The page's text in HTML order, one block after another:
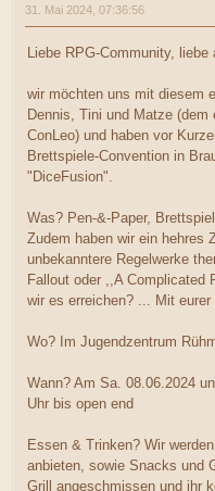
31. Mai 2024, 07:36:56
Liebe RPG-Community, liebe
wir möchten uns mit diesem
Dennis, Tini und Matze (dem
ConLeo) und haben vor
Brettspiele-Convention in
"DiceFusion".
Was? Pen-&-Paper,
Zudem haben wir ein hehres
unbekanntere Regelwerke
Fallout oder ,,A Complicated
wir es erreichen? ... Mit
Wo? Im Jugendzentrum
Wann? Am Sa. 08.06.2024
Uhr bis open end
Essen & Trinken? Wir
anbieten, sowie Snacks und
Grill angeschmissen und ihr